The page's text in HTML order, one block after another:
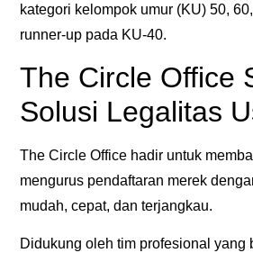
kategori kelompok umur (KU) 50,
runner-up pada KU-40.
The Circle Office
Solusi Legalitas
The Circle Office hadir untuk
mengurus pendaftaran merek
mudah, cepat, dan terjangkau.
Didukung oleh tim profesional yang